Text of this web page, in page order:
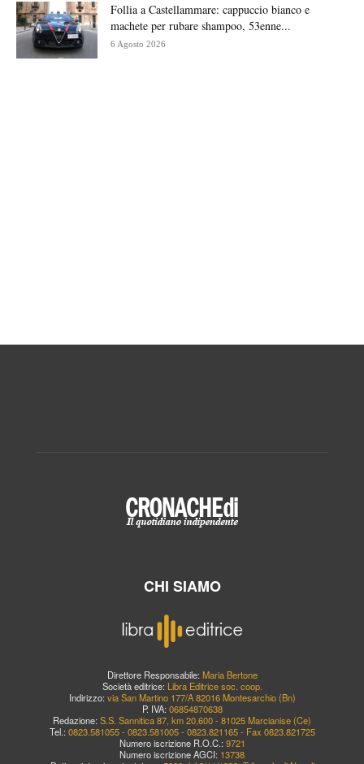
Follia a Castellammare: cappuccio bianco e
machete per rubare shampoo, 53enne...
6 Agosto 2026
CHI SIAMO
Direttore Responsabile: Maria Bertone
Società editrice: Libra Editrice soc. coop.
Indirizzo: via San Martino 177/A 82016 Montesarchio (Bn)
P. IVA: 06854870638
Redazione: S.S. Sannitica 87, km 20,600 - 81025 Marcianise (Ce)
Tel.: 0823.581055 - 0823.581005 - 0823.821165 - Fax 0823.821725
Numero iscrizione R.O.C.: 9721
Numero iscrizione AGCI: 13738